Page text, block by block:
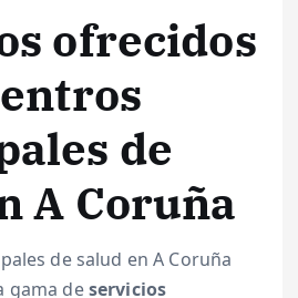
ofrecidos
de
A Coruña
de salud en A Coruña
gama deservicios